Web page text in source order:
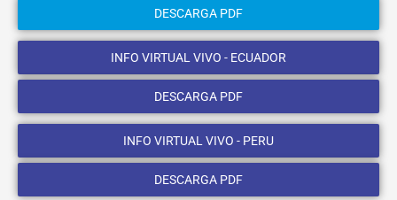
DESCARGA PDF
INFO VIRTUAL VIVO - ECUADOR
DESCARGA PDF
INFO VIRTUAL VIVO - PERU
DESCARGA PDF